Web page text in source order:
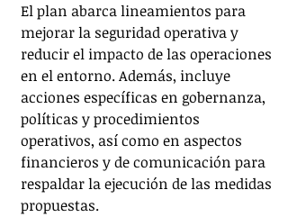
El plan abarca lineamientos para
mejorar la seguridad operativa y
reducir el impacto de las operaciones
en el entorno. Además, incluye
acciones específicas en gobernanza,
políticas y procedimientos
operativos, así como en aspectos
financieros y de comunicación para
respaldar la ejecución de las medidas
propuestas.